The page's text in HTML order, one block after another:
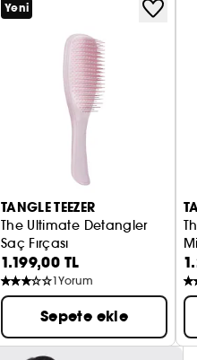
Yeni
TANGLE TEEZER
The Ultimate Detangler
Saç Fırçası
1.199,00 TL
1Yorum
Sepete ekle